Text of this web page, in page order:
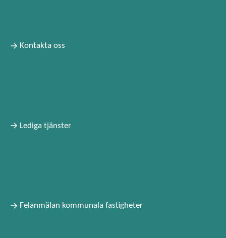
Kontakta oss
Lediga tjänster
Felanmälan kommunala fastigheter